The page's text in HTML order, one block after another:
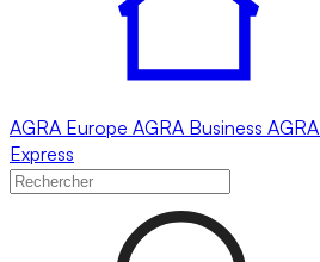
AGRA Europe AGRA Business AGRA
Express